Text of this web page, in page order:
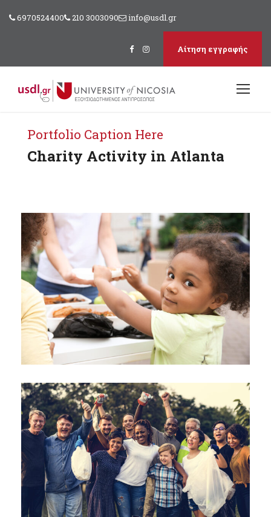
6970524400 210 3003090 info@usdl.gr
Αίτηση εγγραφής
Portfolio Caption Here
Charity Activity in Atlanta